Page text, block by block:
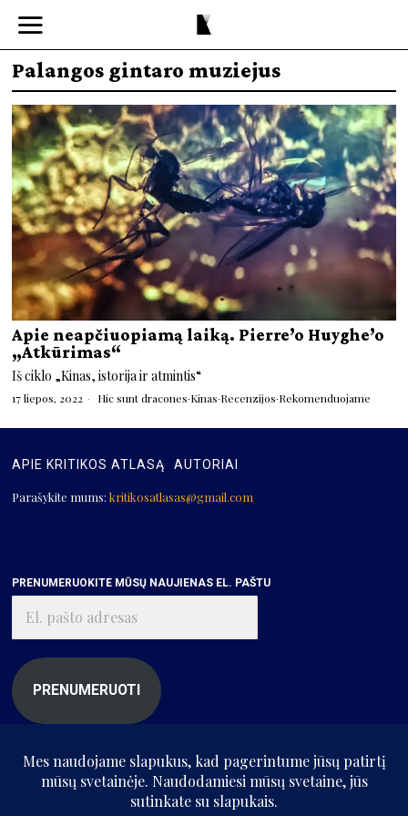
Palangos gintaro muziejus
Apie neapčiuopiamą laiką. Pierre’o Huyghe’o
„Atkūrimas“
Iš ciklo „Kinas, istorija ir atmintis“
17 liepos, 2022 Hic sunt dracones·Kinas·Recenzijos·Rekomenduojame
APIE KRITIKOS ATLASĄ AUTORIAI
Parašykite mums:kritikosatlasas@gmail.com
PRENUMERUOKITE MŪSŲ NAUJIENAS EL. PAŠTU
pašto
adresas
PRENUMERUOTI